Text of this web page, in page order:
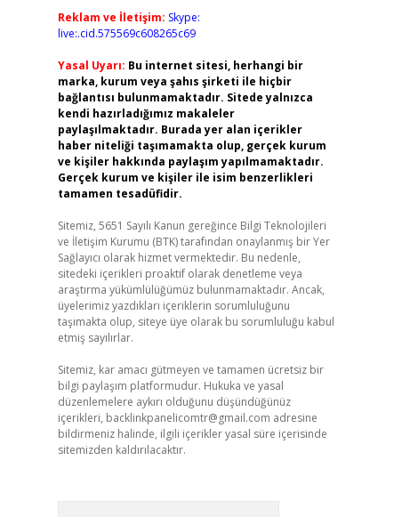
Reklam ve İletişim: Skype:
live:.cid.575569c608265c69
Yasal Uyarı: Bu internet sitesi, herhangi bir
marka, kurum veya şahıs şirketi ile hiçbir
bağlantısı bulunmamaktadır. Sitede yalnızca
kendi hazırladığımız makaleler
paylaşılmaktadır. Burada yer alan içerikler
haber niteliği taşımamakta olup, gerçek kurum
ve kişiler hakkında paylaşım yapılmamaktadır.
Gerçek kurum ve kişiler ile isim benzerlikleri
tamamen tesadüfidir.
Sitemiz, 5651 Sayılı Kanun gereğince Bilgi Teknolojileri
ve İletişim Kurumu (BTK) tarafından onaylanmış bir Yer
Sağlayıcı olarak hizmet vermektedir. Bu nedenle,
sitedeki içerikleri proaktif olarak denetleme veya
araştırma yükümlülüğümüz bulunmamaktadır. Ancak,
üyelerimiz yazdıkları içeriklerin sorumluluğunu
taşımakta olup, siteye üye olarak bu sorumluluğu kabul
etmiş sayılırlar.
Sitemiz, kar amacı gütmeyen ve tamamen ücretsiz bir
bilgi paylaşım platformudur. Hukuka ve yasal
düzenlemelere aykırı olduğunu düşündüğünüz
içerikleri, backlinkpanelicomtr@gmail.com adresine
bildirmeniz halinde, ilgili içerikler yasal süre içerisinde
sitemizden kaldırılacaktır.